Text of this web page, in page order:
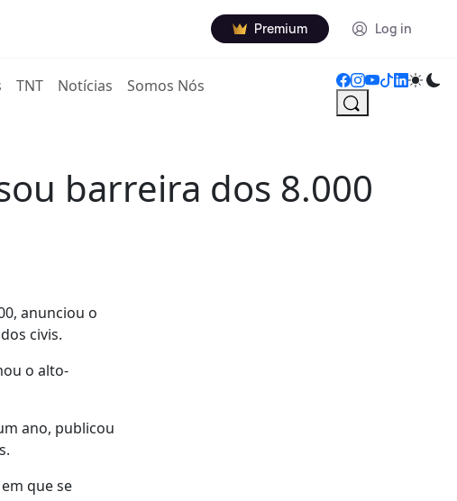
Premium Log in
TNT Notícias Somos Nós
barreira dos 8.000
anunciou o
civis.
o alto-
ano, publicou
que se